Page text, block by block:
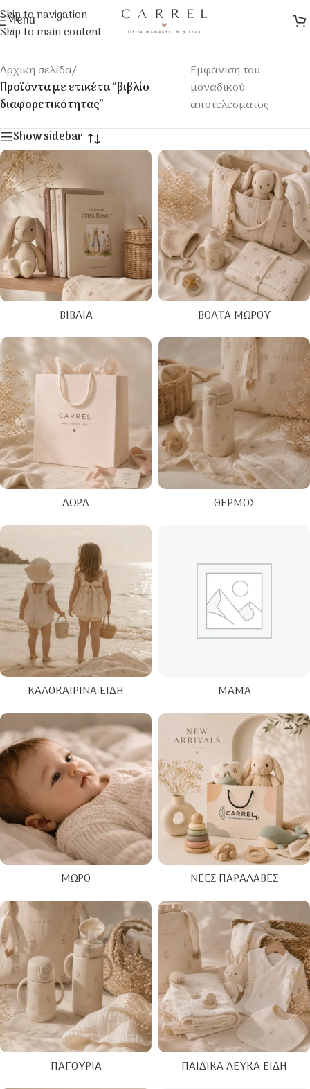
Skip to navigation
Skip to main content
Menu
Αρχική σελίδα/
Προϊόντα με ετικέτα “βιβλίο
διαφορετικότητας”
Εμφάνιση του
μοναδικού
αποτελέσματος
Show sidebar
ΒΙΒΛΊΑ ΒΌΛΤΑ ΜΩΡΟΎ
ΔΏΡΑ ΘΕΡΜΌΣ
ΚΑΛΟΚΑΙΡΙΝΑ ΕΊΔΗ ΜΑΜΆ
ΜΩΡΌ ΝΈΕΣ ΠΑΡΑΛΑΒΈΣ
ΠΑΓΟΎΡΙΑ ΠΑΙΔΙΚΆ ΛΕΥΚΆ ΕΊΔΗ